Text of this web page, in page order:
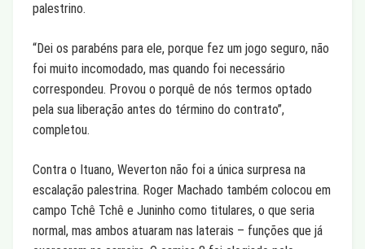
palestrino.
“Dei os parabéns para ele, porque fez um jogo seguro, não
foi muito incomodado, mas quando foi necessário
correspondeu. Provou o porquê de nós termos optado
pela sua liberação antes do término do contrato”,
completou.
Contra o Ituano, Weverton não foi a única surpresa na
escalação palestrina. Roger Machado também colocou em
campo Tchê Tchê e Juninho como titulares, o que seria
normal, mas ambos atuaram nas laterais – funções que já